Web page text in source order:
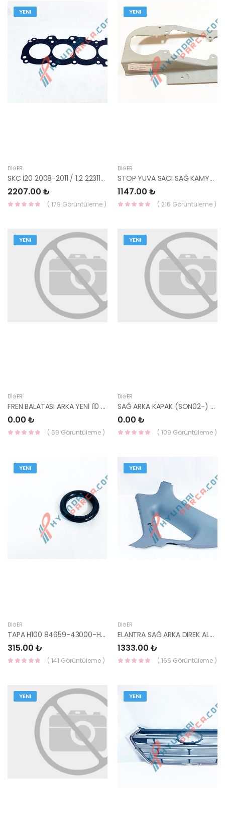
YENI
DIĞER
SKC İ20 2008-2011 / 1.2 22311-03200-HMC
2207.00 ₺
( 179 Görüntüleme )
YENI
DIĞER
STOP YUVA SACI SAĞ KAMYONET 61083-4F000-HMC
1147.00 ₺
( 216 Görüntüleme )
YENI
DIĞER
FREN BALATASI ARKA YENİ İ10 58302-B4A30-
0.00 ₺
( 69 Görüntüleme )
YENI
DIĞER
SAĞ ARKA KAPAK (SON02-) 83840-3D020-HMC
0.00 ₺
( 109 Görüntüleme )
YENI
DIĞER
TAPA H100 84659-43000-HMC
315.00 ₺
( 141 Görüntüleme )
YENI
DIĞER
ELANTRA SAĞ ARKA DIREK ALT TRIMI 2000-2005 85860-2D500OI-HMC
1333.00 ₺
( 166 Görüntüleme )
YENI YENI